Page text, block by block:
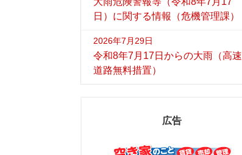
日）に関する情報（危機管理課）
2026年7月29日
令和8年7月17日からの大雨（高速
道路無料措置）
広告